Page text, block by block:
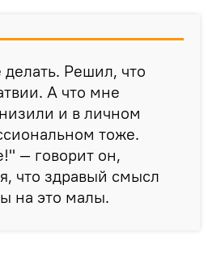
Решил, что
А что мне
и в личном
тоже.
— говорит он,
что здравый смысл
на это малы.